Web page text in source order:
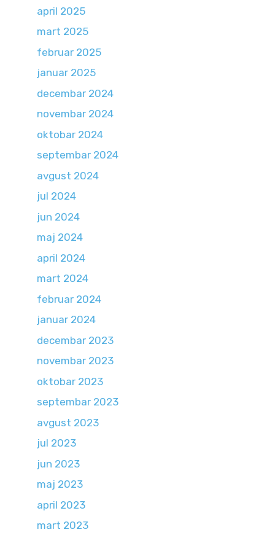
april 2025
mart 2025
februar 2025
januar 2025
decembar 2024
novembar 2024
oktobar 2024
septembar 2024
avgust 2024
jul 2024
jun 2024
maj 2024
april 2024
mart 2024
februar 2024
januar 2024
decembar 2023
novembar 2023
oktobar 2023
septembar 2023
avgust 2023
jul 2023
jun 2023
maj 2023
april 2023
mart 2023